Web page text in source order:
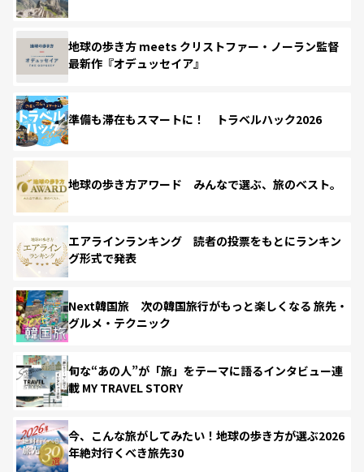
地球の歩き方 meets クリストファー・ノーラン監督
最新作『オデュッセイア』
準備も滞在もスマートに！ トラベルハック2026
地球の歩き方アワード みんなで選ぶ、旅のベスト。
エアラインランキング 読者の投票をもとにランキン
グ形式で発表
Next韓国旅 次の韓国旅行がもっと楽しくなる 旅先・
グルメ・テクニック
旬な“あの人”が「旅」をテーマに語るインタビュー連
載 MY TRAVEL STORY
今、こんな旅がしてみたい！地球の歩き方が選ぶ2026
年絶対行くべき旅先30